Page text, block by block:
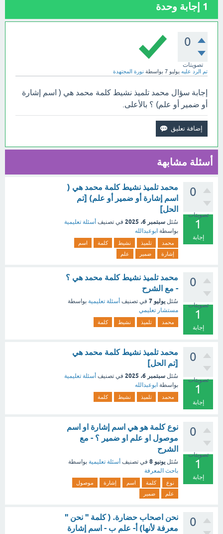
1 إجابة وحدة
0
تصويتات
تم الرد عليه يوليو 7 بواسطة نورة المجتهدة
إجابة سؤال محمد تلميذ نشيط كلمة محمد هي ( اسم إشارة
أو ضمير أو علم) ؟ بالأعلى.
أسئلة مشابهة
0
تصويتات
1
إجابة
محمد تلميذ نشيط كلمة محمد هي (
اسم إشارة أو ضمير أو علم) [تم
الحل]
سُئل سبتمبر 6، 2025 في تصنيف أسئلة تعليمية
بواسطة ابوعبدالله
محمد تلميذ نشيط كلمة
اسم
إشارة
ضمير علم
0
تصويتات
1
إجابة
محمد تلميذ نشيط كلمة محمد هي ؟
- مع الشرح
سُئل يوليو 7 في تصنيف أسئلة تعليمية بواسطة
مستشار تعليمي
محمد تلميذ نشيط كلمة
0
تصويتات
1
إجابة
محمد تلميذ نشيط كلمة محمد هي
[تم الحل]
سُئل سبتمبر 6، 2025 في تصنيف أسئلة تعليمية
بواسطة ابوعبدالله
محمد تلميذ نشيط كلمة
0
تصويتات
1
إجابة
نوع كلمة هو هي اسم إشارة او اسم
موصول او علم او ضمير ؟ - مع
الشرح
سُئل يونيو 8 في تصنيف أسئلة تعليمية بواسطة
باحث المعرفة
نوع كلمة اسم إشارة
موصول
علم
ضمير
0
نحن اصحاب حضارة. ( كلمة " نحن "
معرفة لأنها) أ- علم ب - اسم إشارة